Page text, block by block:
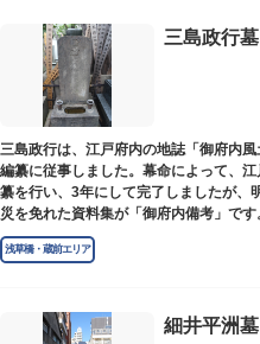
三島政行墓
三島政行は、江戸府内の地誌「御府内
編纂に従事しました。幕命によって、
纂を行い、3年にして完了しましたが、
災を免れた資料集が「御府内備考」で
内にあります。
浅草橋・蔵前エリア
細井平洲墓